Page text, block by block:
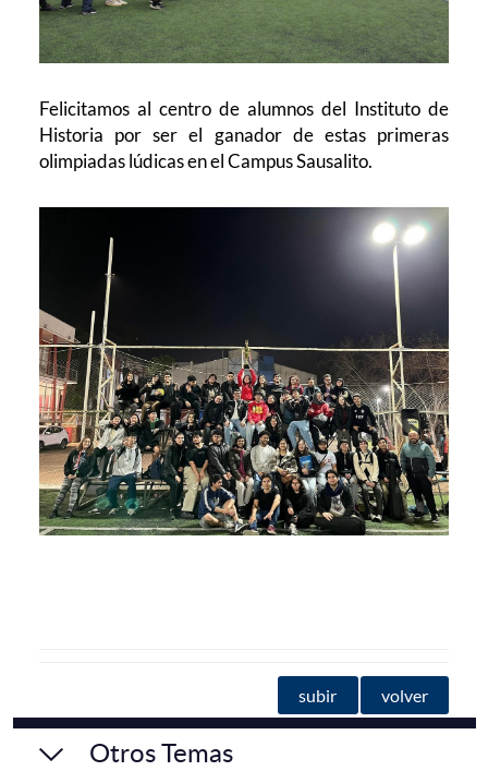
Felicitamos al centro de alumnos del Instituto de
Historia por ser el ganador de estas primeras
olimpiadas lúdicas en el Campus Sausalito.
subir volver
Otros Temas